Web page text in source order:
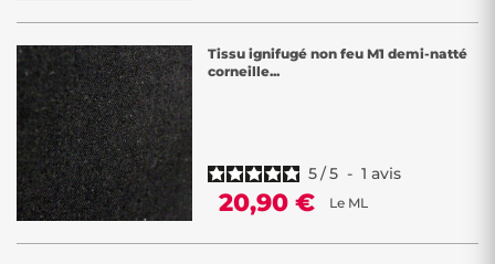
Tissu ignifugé non feu M1 demi-natté
corneille...
5/5 - 1 avis
20,90 € Le ML